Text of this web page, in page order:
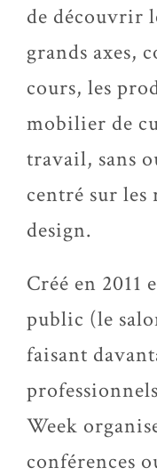
de découvrir
grands axes,
cours, les
mobilier de
travail, sans
centré sur
design.
Créé en 2011
public (le
faisant
Week
conférences